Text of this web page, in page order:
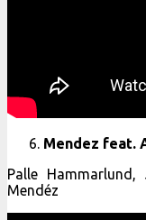
Mendez feat.
Palle
Mendéz